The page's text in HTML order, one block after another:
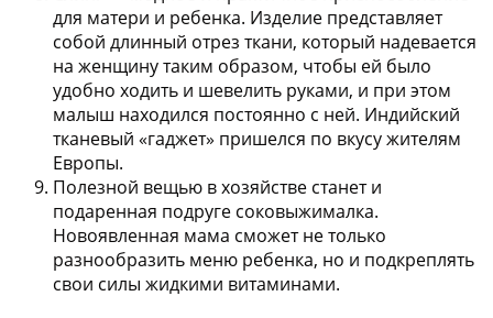
для матери и ребенка. Изделие представляет
собой длинный отрез ткани, который надевается
на женщину таким образом, чтобы ей было
удобно ходить и шевелить руками, и при этом
малыш находился постоянно с ней. Индийский
тканевый «гаджет» пришелся по вкусу жителям
Европы.
Полезной вещью в хозяйстве станет и
подаренная подруге соковыжималка.
Новоявленная мама сможет не только
разнообразить меню ребенка, но и подкреплять
свои силы жидкими витаминами.